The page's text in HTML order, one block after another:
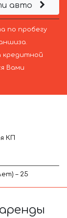
авто
по пробегу
кредитной
Вами
КП
– 25